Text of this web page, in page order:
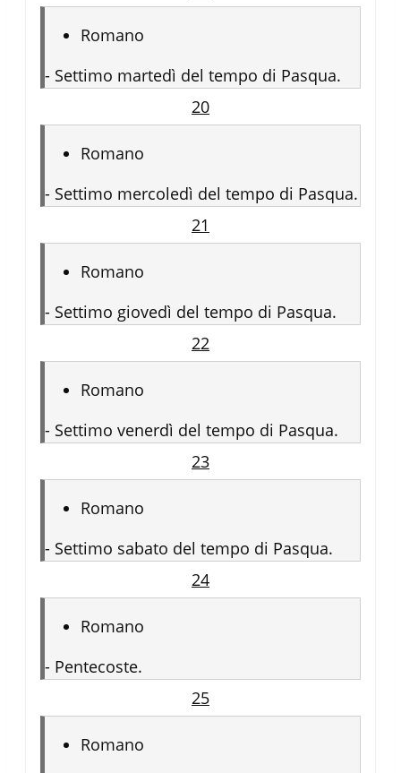
Romano
- Settimo martedì del tempo di Pasqua.
20
Romano
- Settimo mercoledì del tempo di Pasqua.
21
Romano
- Settimo giovedì del tempo di Pasqua.
22
Romano
- Settimo venerdì del tempo di Pasqua.
23
Romano
- Settimo sabato del tempo di Pasqua.
24
Romano
- Pentecoste.
25
Romano